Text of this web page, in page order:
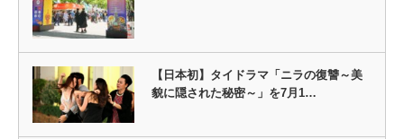
【日本初】タイドラマ「ニラの復讐～美
貌に隠された秘密～」を7月1…